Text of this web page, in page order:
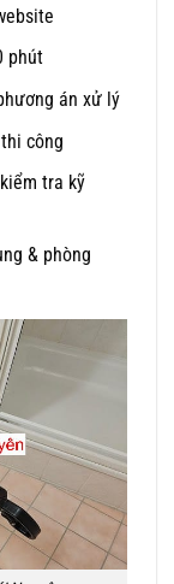
phút
án xử lý
công
tra kỹ
& phòng